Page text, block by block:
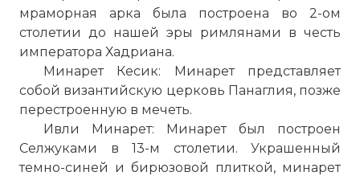
мраморная арка была построена во 2-ом
столетии до нашей эры римлянами в честь
императора Хадриана.
Минарет Кесик: Минарет представляет
собой византийскую церковь Панаглия, позже
перестроенную в мечеть.
Ивли Минарет: Минарет был построен
Селжуками в 13-м
столетии. Украшенный
темно-синей и бирюзовой плиткой, минарет